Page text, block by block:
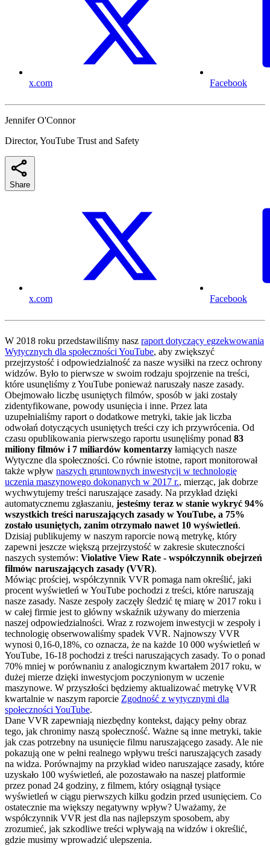
x.com Facebook
Jennifer O'Connor
Director, YouTube Trust and Safety
Share
x.com Facebook
W 2018 roku przedstawiliśmy nasz raport dotyczący egzekwowania
Wytycznych dla społeczności YouTube, aby zwiększyć
przejrzystość i odpowiedzialność za nasze wysiłki na rzecz ochrony
widzów. Było to pierwsze w swoim rodzaju spojrzenie na treści,
które usunęliśmy z YouTube ponieważ naruszały nasze zasady.
Obejmowało liczbę usuniętych filmów, sposób w jaki zostały
zidentyfikowane, powody usunięcia i inne. Przez lata
uzupełnialiśmy raport o dodatkowe metryki, takie jak liczba
odwołań dotyczących usuniętych treści czy ich przywrócenia. Od
czasu opublikowania pierwszego raportu usunęliśmy ponad 83
miliony filmów i 7 miliardów komentarzy łamiących nasze
Wytyczne dla społeczności. Co równie istotne, raport monitorował
także wpływ naszych gruntownych inwestycji w technologię
uczenia maszynowego dokonanych w 2017 r., mierząc, jak dobrze
wychwytujemy treści naruszające zasady. Na przykład dzięki
automatycznemu zgłaszaniu, jesteśmy teraz w stanie wykryć 94%
wszystkich treści naruszających zasady w YouTube, a 75%
zostało usuniętych, zanim otrzymało nawet 10 wyświetleń.
Dzisiaj publikujemy w naszym raporcie nową metrykę, który
zapewni jeszcze większą przejrzystość w zakresie skuteczności
naszych systemów: Violative View Rate - współczynnik obejrzeń
filmów naruszających zasady (VVR).
Mówiąc prościej, współczynnik VVR pomaga nam określić, jaki
procent wyświetleń w YouTube pochodzi z treści, które naruszają
nasze zasady. Nasze zespoły zaczęły śledzić tę miarę w 2017 roku i
w całej firmie jest to główny wskaźnik używany do mierzenia
naszej odpowiedzialności. Wraz z rozwojem inwestycji w zespoły i
technologię obserwowaliśmy spadek VVR. Najnowszy VVR
wynosi 0,16-0,18%, co oznacza, że na każde 10 000 wyświetleń w
YouTube, 16-18 pochodzi z treści naruszających zasady. To o ponad
70% mniej w porównaniu z analogicznym kwartałem 2017 roku, w
dużej mierze dzięki inwestycjom poczynionym w uczenie
maszynowe. W przyszłości będziemy aktualizować metrykę VVR
kwartalnie w naszym raporcie Zgodność z wytycznymi dla
społeczności YouTube.
Dane VVR zapewniają niezbędny kontekst, dający pełny obraz
tego, jak chronimy naszą społeczność. Ważne są inne metryki, takie
jak czas potrzebny na usunięcie filmu naruszającego zasady. Ale nie
pokazują one w pełni realnego wpływu treści naruszających zasady
na widza. Porównajmy na przykład wideo naruszające zasady, które
uzyskało 100 wyświetleń, ale pozostawało na naszej platformie
przez ponad 24 godziny, z filmem, który osiągnął tysiące
wyświetleń w ciągu pierwszych kilku godzin przed usunięciem. Co
ostatecznie ma większy negatywny wpływ? Uważamy, że
współczynnik VVR jest dla nas najlepszym sposobem, aby
zrozumieć, jak szkodliwe treści wpływają na widzów i określić,
gdzie musimy wprowadzić ulepszenia.